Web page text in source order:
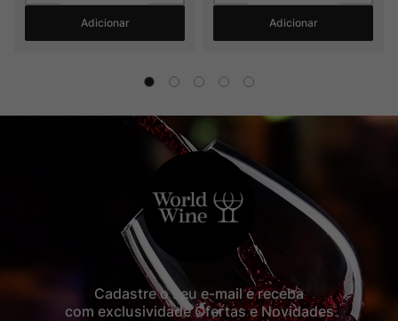
Adicionar Adicionar
Cadastre o seu e-mail e receba
com exclusividade Ofertas e Novidades